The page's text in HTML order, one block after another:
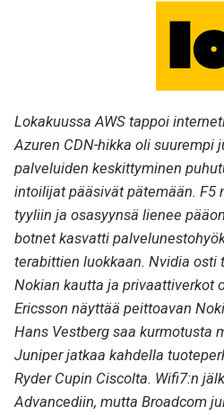
Lokakuussa AWS tappoi
Azuren CDN-hikka oli suurempi
palveluiden keskittyminen
intoilijat pääsivät pätemään. F5
tyyliin ja osasyynsä lienee
botnet kasvatti
terabittien luokkaan. Nvidia osti
Nokian kautta ja privaattiverkot
Ericsson näyttää peittoavan
Hans Vestberg saa kurmotusta
Juniper jatkaa kahdella
Ryder Cupin Ciscolta. Wifi7:n
Advancediin, mutta Broadcom